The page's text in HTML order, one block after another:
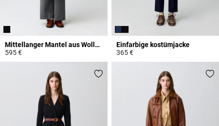
Mittellanger Mantel aus Wollmischgewebe
595 €
Einfarbige kostümjacke
365 €